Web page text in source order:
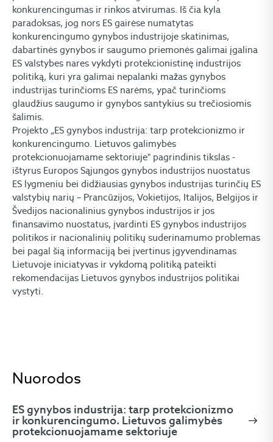
konkurencingumas ir rinkos atvirumas. Iš čia kyla
paradoksas, jog nors ES gairėse numatytas
konkurencingumo gynybos industrijoje skatinimas,
dabartinės gynybos ir saugumo priemonės galimai įgalina
ES valstybes nares vykdyti protekcionistinę industrijos
politiką, kuri yra galimai nepalanki mažas gynybos
industrijas turinčioms ES narėms, ypač turinčioms
glaudžius saugumo ir gynybos santykius su trečiosiomis
šalimis.
Projekto „ES gynybos industrija: tarp protekcionizmo ir
konkurencingumo. Lietuvos galimybės
protekcionuojamame sektoriuje" pagrindinis tikslas -
ištyrus Europos Sąjungos gynybos industrijos nuostatus
ES lygmeniu bei didžiausias gynybos industrijas turinčių ES
valstybių narių – Prancūzijos, Vokietijos, Italijos, Belgijos ir
Švedijos nacionalinius gynybos industrijos ir jos
finansavimo nuostatus, įvardinti ES gynybos industrijos
politikos ir nacionalinių politikų suderinamumo problemas
bei pagal šią informaciją bei įvertinus įgyvendinamas
Lietuvoje iniciatyvas ir vykdomą politiką pateikti
rekomendacijas Lietuvos gynybos industrijos politikai
vystyti.
Nuorodos
ES gynybos industrija: tarp protekcionizmo
ir konkurencingumo. Lietuvos galimybės
protekcionuojamame sektoriuje